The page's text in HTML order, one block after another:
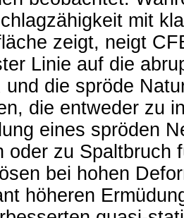
mit
zeigt, neigt
Linie auf die
und die spröde
die entweder zu
eines spröden
oder zu Spaltbruch
bei hohen
höheren